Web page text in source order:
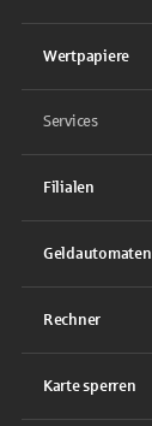
Wertpapiere
Services
Filialen
Geldautomaten
Rechner
Karte sperren